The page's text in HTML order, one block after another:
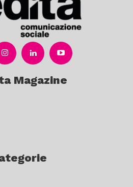
Magazine